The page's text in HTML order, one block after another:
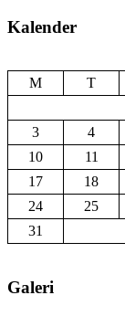
Kalender
M
T
3
4
10
11
17
18
24
25
31
Galeri